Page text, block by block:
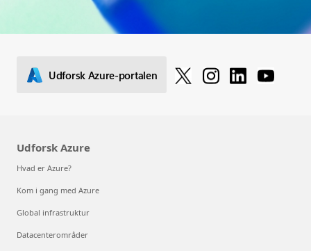
Udforsk Azure-portalen
Udforsk Azure
Hvad er Azure?
Kom i gang med Azure
Global infrastruktur
Datacenterområder